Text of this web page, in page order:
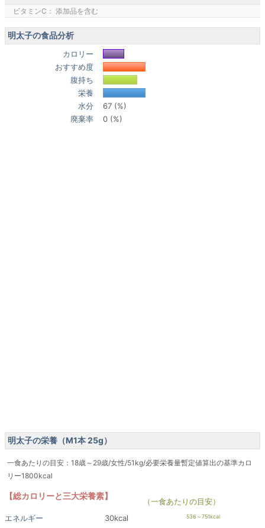
ビタミンC： 添加品を含む
明太子の食品分析
カロリー
おすすめ度
腹持ち
栄養
水分
67 (%)
廃棄率
0 (%)
明太子の栄養（M1本 25g）
一食あたりの目安：18歳～29歳/女性/51kg/必要栄養量暫定値算出の基準カロ
リー1800kcal
【総カロリーと三大栄養素】
（一食あたりの目安）
エネルギー
30kcal